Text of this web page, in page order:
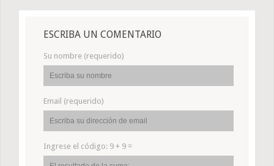
ESCRIBA UN COMENTARIO
Su nombre (requerido)
Email (requerido)
Ingrese el código: 9 + 9 =